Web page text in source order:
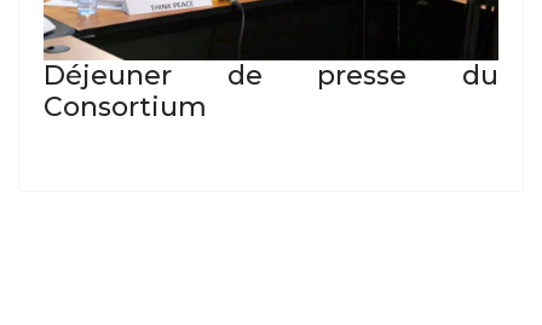
Déjeuner de presse du
Consortium